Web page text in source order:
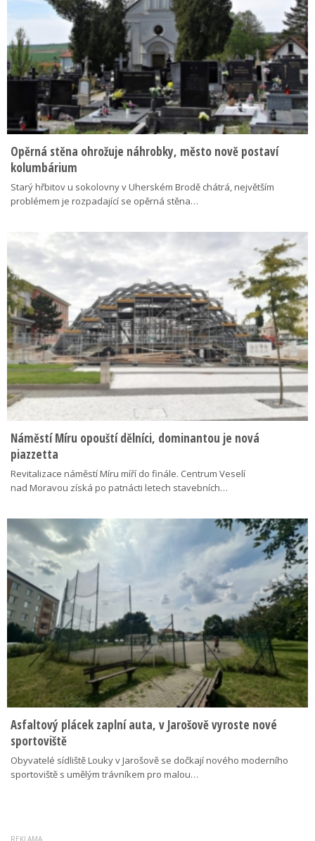
Opěrná stěna ohrožuje náhrobky, město nově postaví
kolumbárium
Starý hřbitov u sokolovny v Uherském Brodě chátrá, největším
problémem je rozpadající se opěrná stěna…
Náměstí Míru opouští dělníci, dominantou je nová
piazzetta
Revitalizace náměstí Míru míří do finále. Centrum Veselí
nad Moravou získá po patnácti letech stavebních…
Asfaltový plácek zaplní auta, v Jarošově vyroste nové
sportoviště
Obyvatelé sídliště Louky v Jarošově se dočkají nového moderního
sportoviště s umělým trávníkem pro malou…